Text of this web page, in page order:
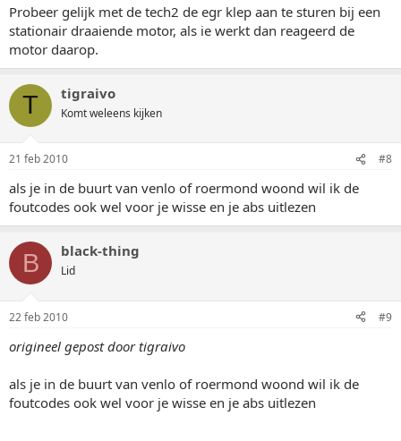
Probeer gelijk met de tech2 de egr klep aan te sturen bij een
stationair draaiende motor, als ie werkt dan reageerd de
motor daarop.
T tigraivo
Komt weleens kijken
21 feb 2010 #8
als je in de buurt van venlo of roermond woond wil ik de
foutcodes ook wel voor je wisse en je abs uitlezen
B black-thing
Lid
22 feb 2010 #9
origineel gepost door tigraivo
als je in de buurt van venlo of roermond woond wil ik de
foutcodes ook wel voor je wisse en je abs uitlezen